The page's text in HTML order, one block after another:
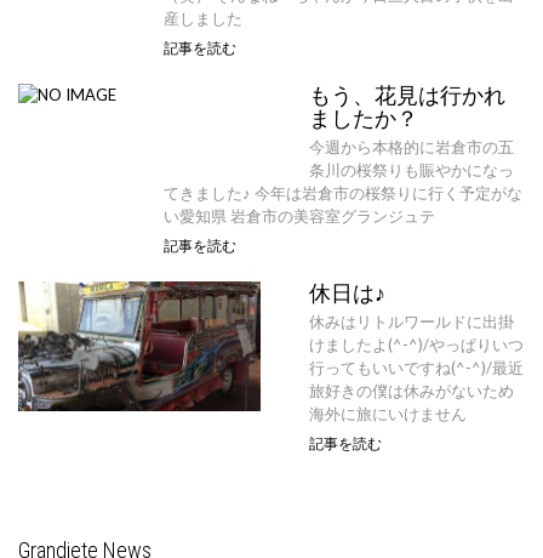
産しました
記事を読む
もう、花見は行かれ
ましたか？
今週から本格的に岩倉市の五
条川の桜祭りも賑やかになっ
てきました♪ 今年は岩倉市の桜祭りに行く予定がな
い愛知県 岩倉市の美容室グランジュテ
記事を読む
休日は♪
休みはリトルワールドに出掛
けましたよ(^-^)/やっぱりいつ
行ってもいいですね(^-^)/最近
旅好きの僕は休みがないため
海外に旅にいけません
記事を読む
Grandjete News